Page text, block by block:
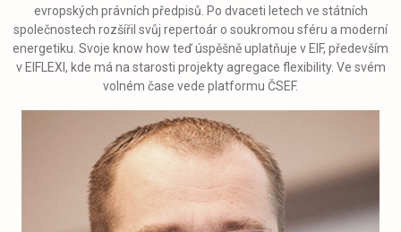
evropských právních předpisů. Po dvaceti letech ve státních
společnostech rozšířil svůj repertoár o soukromou sféru a moderní
energetiku. Svoje know how teď úspěšně uplatňuje v EIF, především
v EIFLEXI, kde má na starosti projekty agregace flexibility. Ve svém
volném čase vede platformu ČSEF.